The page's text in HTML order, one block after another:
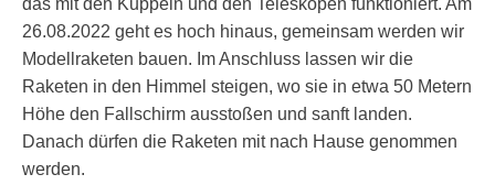
26.08.2022 geht es hoch hinaus, gemeinsam werden wir
Modellraketen bauen. Im Anschluss lassen wir die
Raketen in den Himmel steigen, wo sie in etwa 50 Metern
Höhe den Fallschirm ausstoßen und sanft landen.
Danach dürfen die Raketen mit nach Hause genommen
werden.